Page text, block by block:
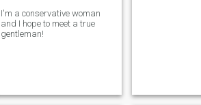
I'm a conservative woman
and I hope to meet a true
gentleman!